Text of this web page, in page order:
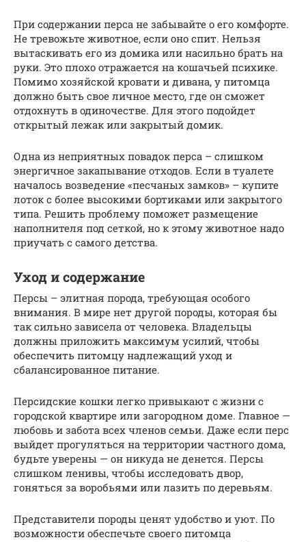
При содержании перса не забывайте о его комфорте.
Не тревожьте животное, если оно спит. Нельзя
вытаскивать его из домика или насильно брать на
руки. Это плохо отражается на кошачьей психике.
Помимо хозяйской кровати и дивана, у питомца
должно быть свое личное место, где он сможет
отдохнуть в одиночестве. Для этого подойдет
открытый лежак или закрытый домик.
Одна из неприятных повадок перса – слишком
энергичное закапывание отходов. Если в туалете
началось возведение «песчаных замков» – купите
лоток с более высокими бортиками или закрытого
типа. Решить проблему поможет размещение
наполнителя под сеткой, но к этому животное надо
приучать с самого детства.
Уход и содержание
Персы – элитная порода, требующая особого
внимания. В мире нет другой породы, которая бы
так сильно зависела от человека. Владельцы
должны приложить максимум усилий, чтобы
обеспечить питомцу надлежащий уход и
сбалансированное питание.
Персидские кошки легко привыкают с жизни с
городской квартире или загородном доме. Главное —
любовь и забота всех членов семьи. Даже если перс
выйдет прогуляться на территории частного дома,
будьте уверены — он никуда не денется. Персы
слишком ленивы, чтобы исследовать двор,
гоняться за воробьями или лазить по деревьям.
Представители породы ценят удобство и уют. По
возможности обеспечьте своего питомца